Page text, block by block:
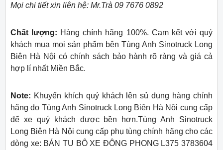
Mọi chi tiết xin liên hệ: Mr.Trà 09 7676 0892
Chất lượng: Hàng chính hãng 100%. Cam kết với quý
khách mua mọi sản phẩm bên Tùng Anh Sinotruck Long
Biên Hà Nội có chính sách bảo hành rõ ràng và giá cả
hợp lí nhất Miền Bắc.
Note: Khuyến khích quý khách lên sủ dụng hàng chính
hãng do Tùng Anh Sinotruck Long Biên Hà Nội cung cấp
để xe quý khách được bền hơn.Tùng Anh Sinotruck
Long Biên Hà Nội cung cấp phụ tùng chính hãng cho các
dòng xe: BÁN TU BÔ XE ĐÔNG PHONG L375 3783604